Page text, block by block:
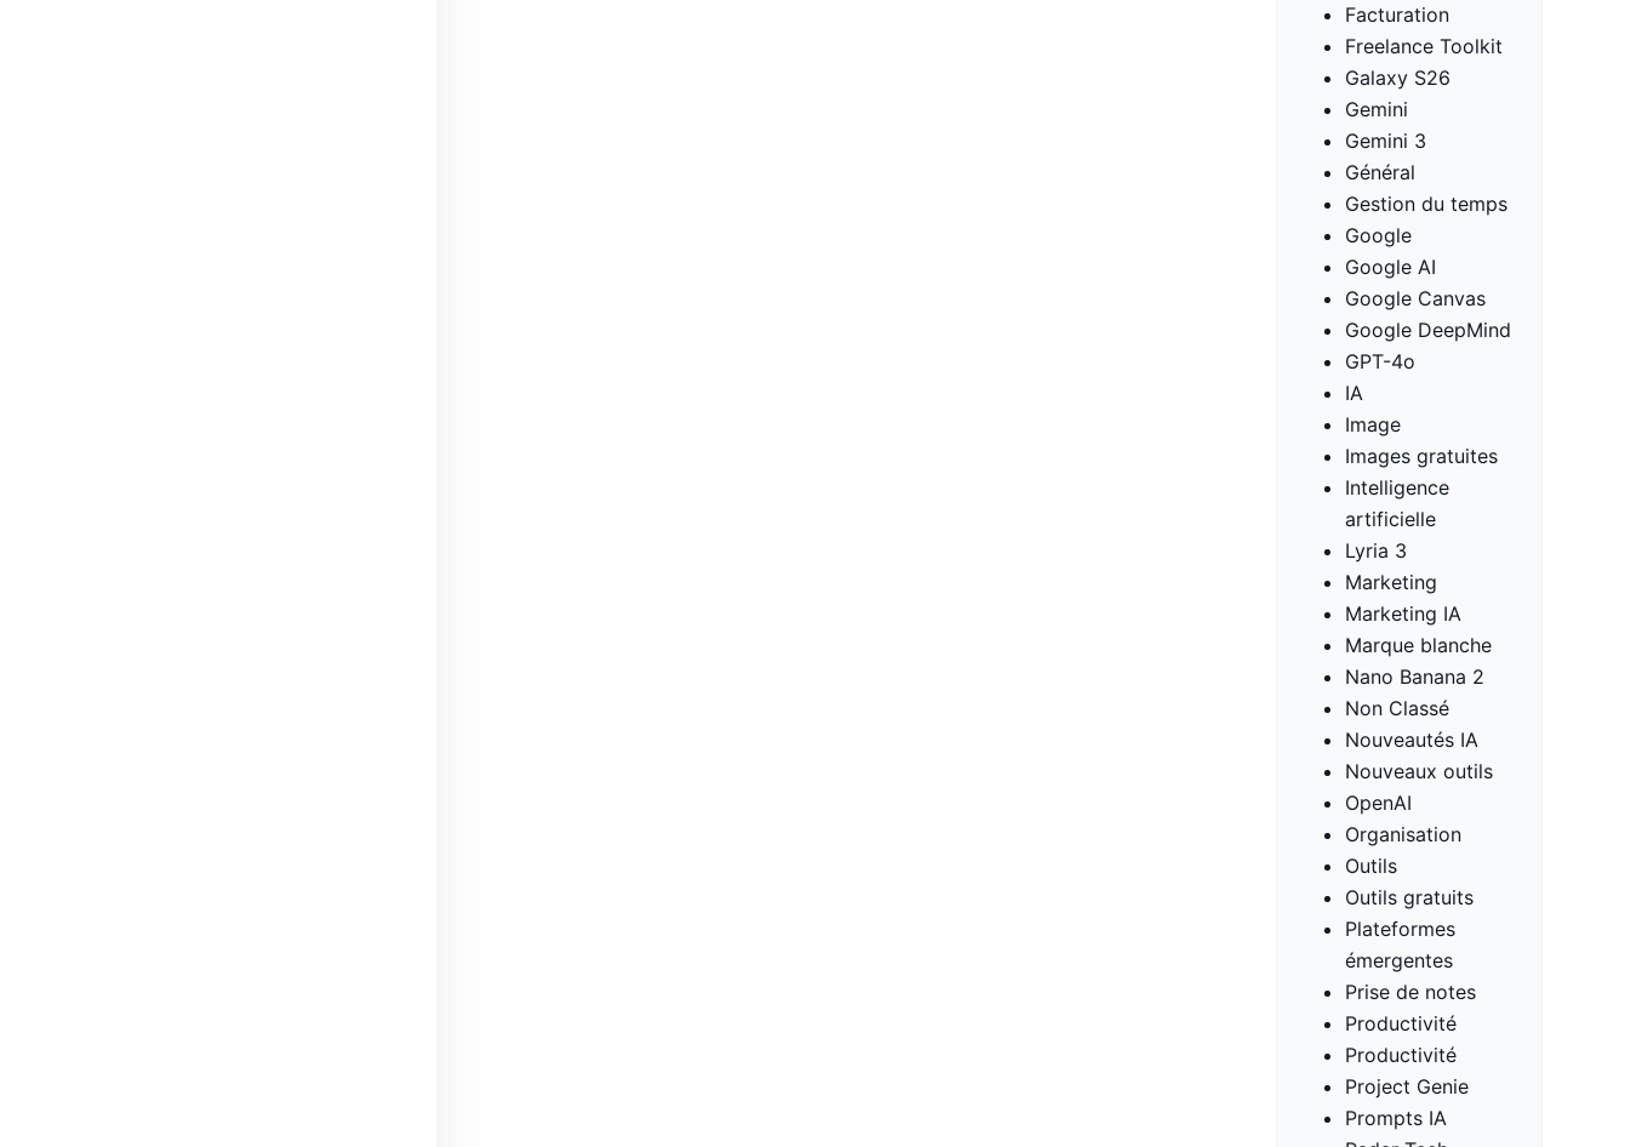
Facturation
Freelance Toolkit
Galaxy S26
Gemini
Gemini 3
Général
Gestion du temps
Google
Google AI
Google Canvas
Google DeepMind
GPT-4o
IA
Image
Images gratuites
Intelligence
artificielle
Lyria 3
Marketing
Marketing IA
Marque blanche
Nano Banana 2
Non Classé
Nouveautés IA
Nouveaux outils
OpenAI
Organisation
Outils
Outils gratuits
Plateformes
émergentes
Prise de notes
Productivité
Productivité
Project Genie
Prompts IA